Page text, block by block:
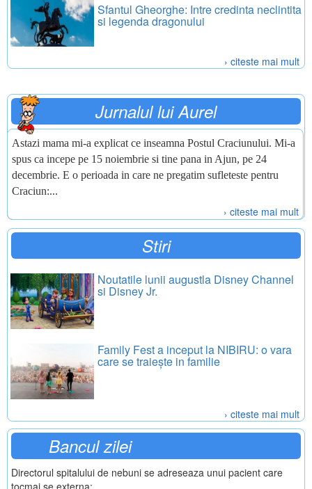
Sfantul Gheorghe: Intre credinta neclintita
si legenda dragonului
› citeste mai mult
Jurnalul lui Aurel
Astazi mama mi-a explicat ce inseamna Postul Craciunului. Mi-a
spus ca incepe pe 15 noiembrie si tine pana in Ajun, pe 24
decembrie. E o perioada in care ne pregatim sufleteste pentru
Craciun:...
› citeste mai mult
Stiri
Noutatile lunii augustla Disney Channel
si Disney Jr.
Family Fest a inceput la NIBIRU: o vara
care se traiește in familie
› citeste mai mult
Bancul zilei
Directorul spitalului de nebuni se adreseaza unui pacient care
tocmai se externa: